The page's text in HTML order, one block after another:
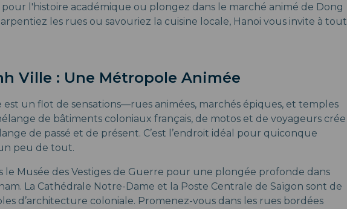
l'histoire académique ou plongez dans le marché animé de Dong
les rues ou savouriez la cuisine locale, Hanoi vous invite à tout
Ville : Une Métropole Animée
est un flot de sensations—rues animées, marchés épiques, et temples
de bâtiments coloniaux français, de motos et de voyageurs crée
de passé et de présent. C’est l’endroit idéal pour quiconque
peu de tout.
le Musée des Vestiges de Guerre pour une plongée profonde dans
La Cathédrale Notre-Dame et la Poste Centrale de Saïgon sont de
d’architecture coloniale. Promenez-vous dans les rues bordées